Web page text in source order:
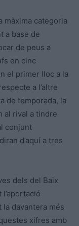
màxima categoria
a base de
de peus a
en cinc
el primer lloc a la
a l’altre
de temporada, la
al rival a tindre
conjunt
d’aquí a tres
dels del Baix
davantera més
xifres amb